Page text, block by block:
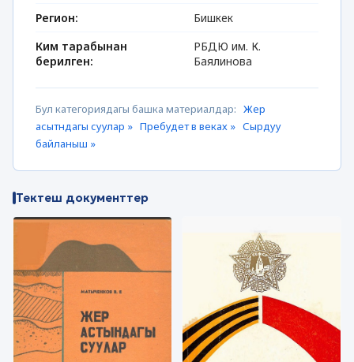
Регион:
Бишкек
Ким тарабынан
берилген:
РБДЮ им. К.
Баялинова
Бул категориядагы башка материалдар: Жер
асытндагы суулар » Пребудет в веках » Сырдуу
байланыш »
Тектеш документтер